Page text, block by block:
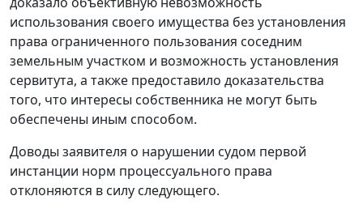
использования своего имущества без установления
права ограниченного пользования соседним
земельным участком и возможность установления
сервитута, а также предоставило доказательства
того, что интересы собственника не могут быть
обеспечены иным способом.
Доводы заявителя о нарушении судом первой
инстанции норм процессуального права
отклоняются в силу следующего.